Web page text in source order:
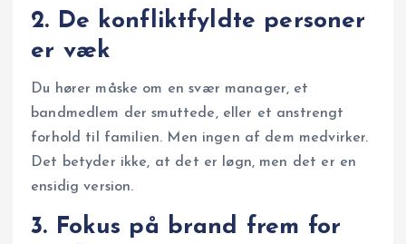
2. De konfliktfyldte personer
er væk
Du hører måske om en svær manager, et
bandmedlem der smuttede, eller et anstrengt
forhold til familien. Men ingen af dem medvirker.
Det betyder ikke, at det er løgn, men det er en
ensidig version.
3. Fokus på brand frem for